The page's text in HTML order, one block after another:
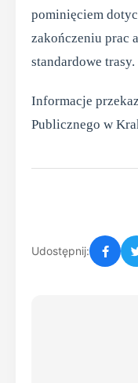
pominięciem
zakończeniu prac
standardowe trasy.
Informacje
Publicznego w
Udostępnij: